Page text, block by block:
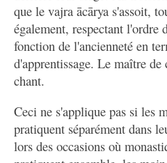
que le vajra ācārya s'assoit,
également, respectant l'ordre
fonction de l'ancienneté en
d'apprentissage. Le maître
chant.
Ceci ne s'applique pas si les
pratiquent séparément dans
lors des occasions où